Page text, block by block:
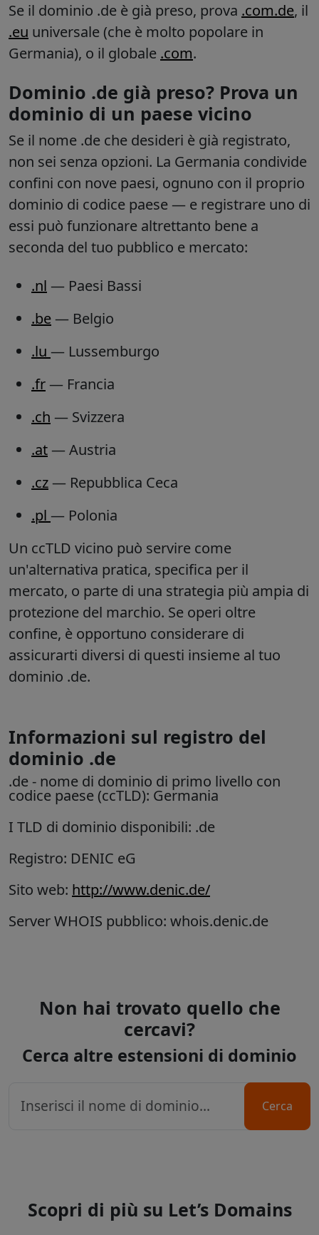
Se il dominio .de è già preso, prova .com.de, il
.eu universale (che è molto popolare in
Germania), o il globale .com.
Dominio .de già preso? Prova un
dominio di un paese vicino
Se il nome .de che desideri è già registrato,
non sei senza opzioni. La Germania condivide
confini con nove paesi, ognuno con il proprio
dominio di codice paese — e registrare uno di
essi può funzionare altrettanto bene a
seconda del tuo pubblico e mercato:
.nl — Paesi Bassi
.be — Belgio
.lu — Lussemburgo
.fr — Francia
.ch — Svizzera
.at — Austria
.cz — Repubblica Ceca
.pl — Polonia
Un ccTLD vicino può servire come
un'alternativa pratica, specifica per il
mercato, o parte di una strategia più ampia di
protezione del marchio. Se operi oltre
confine, è opportuno considerare di
assicurarti diversi di questi insieme al tuo
dominio .de.
Informazioni sul registro del
dominio .de
.de - nome di dominio di primo livello con
codice paese (ccTLD): Germania
I TLD di dominio disponibili: .de
Registro: DENIC eG
Sito web: http://www.denic.de/
Server WHOIS pubblico: whois.denic.de
Non hai trovato quello che
cercavi?
Cerca altre estensioni di dominio
Cerca